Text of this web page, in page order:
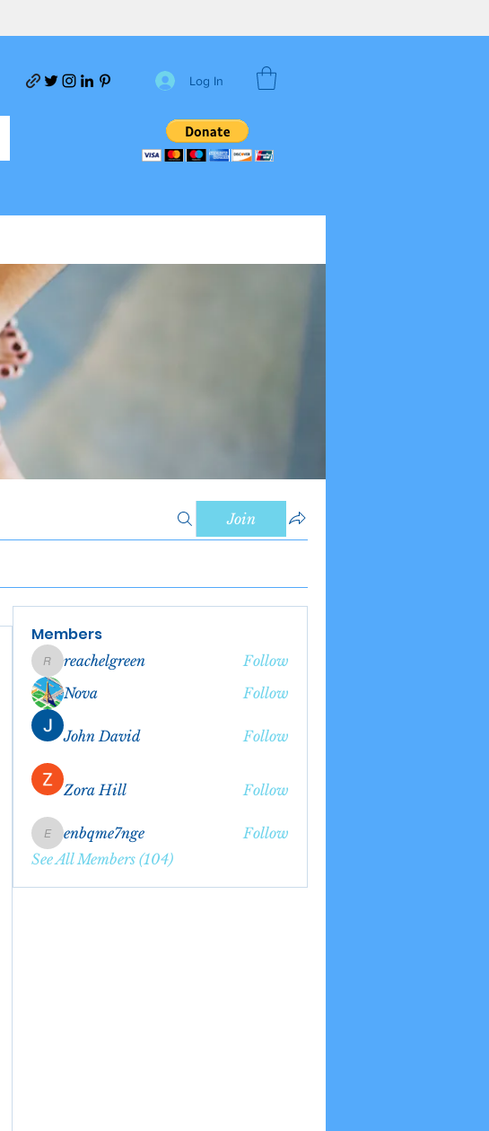
Log In
Join
Members
reachelgreen
reachelgreen
Follow
Nova
Follow
John David Follow
Zora Hill Follow
enbqme7nge
enbqme7nge
Follow
See All Members (104)